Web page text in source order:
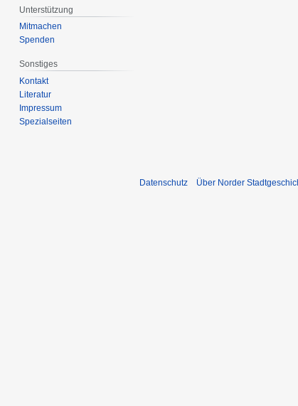
Unterstützung
Mitmachen
Spenden
Sonstiges
Kontakt
Literatur
Impressum
Spezialseiten
Datenschutz Über Norder